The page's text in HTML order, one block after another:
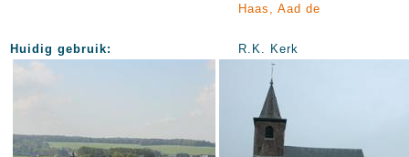
Haas, Aad de
Huidig gebruik: R.K. Kerk